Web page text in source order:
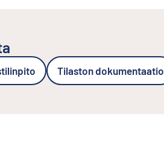
Tilaston dokumentaatio